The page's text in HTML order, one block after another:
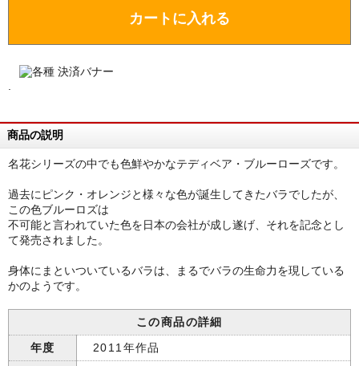
カートに入れる
商品の説明
名花シリーズの中でも色鮮やかなテディベア・ブルーローズです。
過去にピンク・オレンジと様々な色が誕生してきたバラでしたが、
この色ブルーロズは
不可能と言われていた色を日本の会社が成し遂げ、それを記念とし
て発売されました。
身体にまといついているバラは、まるでバラの生命力を現している
かのようです。
この商品の詳細
年度
2011年作品